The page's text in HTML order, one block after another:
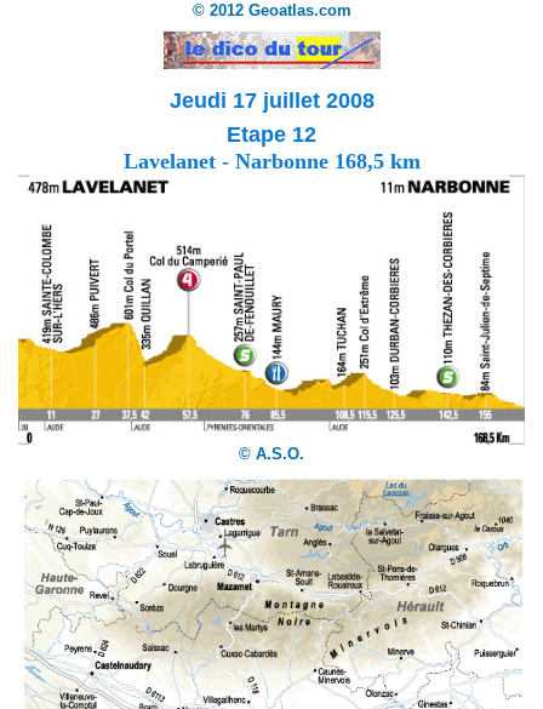
© 2012 Geoatlas.com
Jeudi 17 juillet 2008
Etape 12
Lavelanet - Narbonne 168,5 km
© A.S.O.